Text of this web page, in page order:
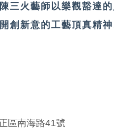
三火藝師以樂觀豁達
創新意的工藝頂真精神
區南海路41號